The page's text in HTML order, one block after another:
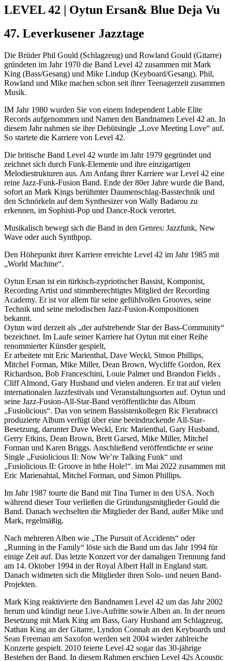
LEVEL 42 | Oytun Ersan& Blue Deja Vu
47. Leverkusener Jazztage
Die Brüder Phil Gould (Schlagzeug) und Rowland Gould (Gitarre)
gründeten im Jahr 1970 die Band Level 42 zusammen mit Mark
King (Bass/Gesang) und Mike Lindup (Keyboard/Gesang). Phil,
Rowland und Mike machen schon seit ihrer Teenagerzeit zusammen
Musik.
IM Jahr 1980 wurden Sie von einem Independent Lable Elite
Records aufgenommen und Namen den Bandnamen Level 42 an. In
diesem Jahr nahmen sie ihre Debütsingle „Love Meeting Love“ auf.
So startete die Karriere von Level 42.
Die britische Band Level 42 wurde im Jahr 1979 gegründet und
zeichnet sich durch Funk-Elemente und ihre einzigartigen
Melodiestrukturen aus. Am Anfang ihrer Karriere war Level 42 eine
reine Jazz-Funk-Fusion Band. Ende der 80er Jahre wurde die Band,
sofort an Mark Kings berühmter Daumenschlag-Basstechnik und
den Schnörkeln auf dem Synthesizer von Wally Badarou zu
erkennen, im Sophisti-Pop und Dance-Rock verortet.
Musikalisch bewegt sich die Band in den Genres: Jazzfunk, New
Wave oder auch Synthpop.
Den Höhepunkt ihrer Karriere erreichte Level 42 im Jahr 1985 mit
„World Machine“.
Oytun Ersan ist ein türkisch-zypriotischer Bassist, Komponist,
Recording Artist und stimmberechtigtes Mitglied der Recording
Academy. Er ist vor allem für seine gefühlvollen Grooves, seine
Technik und seine melodischen Jazz-Fusion-Kompositionen
bekannt.
Oytun wird derzeit als „der aufstrebende Star der Bass-Community“
bezeichnet. Im Laufe seiner Karriere hat Oytun mit einer Reihe
renommierter Künstler gespielt,
Er arbeitete mit Eric Marienthal, Dave Weckl, Simon Phillips,
Mitchel Forman, Mike Miller, Dean Brown, Wycliffe Gordon, Rex
Richardson, Bob Franceschini, Louie Palmer und Brandon Fields ,
Cliff Almond, Gary Husband und vielen anderen. Er trat auf vielen
internationalen Jazzfestivals und Veranstaltungsorten auf. Oytun und
seine Jazz-Fusion-All-Star-Band veröffentlichte das Album
„Fusiolicious“. Das von seinem Bassistenkollegen Ric Fierabracci
produzierte Album verfügt über eine beeindruckende All-Star-
Besetzung, darunter Dave Weckl, Eric Marienthal, Gary Husband,
Gerry Etkins, Dean Brown, Brett Garsed, Mike Miller, Mitchel
Forman und Karen Briggs. Anschließend veröffentlichte er seine
Single „Fusiolicious II: Now We’re Talking Funk“ und
„Fusiolicious II: Groove in hthe Hole!“. im Mai 2022 zusammen mit
Eric Marienahtal, Mitchel Forman, und Simon Phillips.
Im Jahr 1987 tourte die Band mit Tina Turner in den USA. Noch
während dieser Tour verließen die Gründungsmitglieder Gould die
Band. Danach wechselten die Mitglieder der Band, außer Mike und
Mark, regelmäßig.
Nach mehreren Alben wie „The Pursuit of Accidents“ oder
„Running in the Family“ löste sich die Band um das Jahr 1994 für
einige Zeit auf. Das letzte Konzert vor der damaligen Trennung fand
am 14. Oktober 1994 in der Royal Albert Hall in England statt.
Danach widmeten sich die Mitglieder ihren Solo- und neuen Band-
Projekten.
Mark King reaktivierte den Bandnamen Level 42 um das Jahr 2002
herum und kündigt neue Live-Aufritte sowie Alben an. In der neuen
Besetzung mit Mark King am Bass, Gary Husband am Schlagzeug,
Nathan King an der Gitarre, Lyndon Connah an den Keyboards und
Sean Freeman am Saxofon werden seit 2004 wieder zahlreiche
Konzerte gespielt. 2010 feierte Level 42 sogar das 30-jährige
Bestehen der Band. In diesem Rahmen erschien Level 42s Acoustic